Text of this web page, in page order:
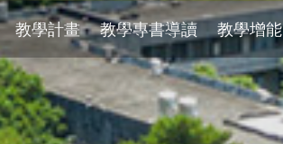
教學計畫 教學專書導讀 教學增能